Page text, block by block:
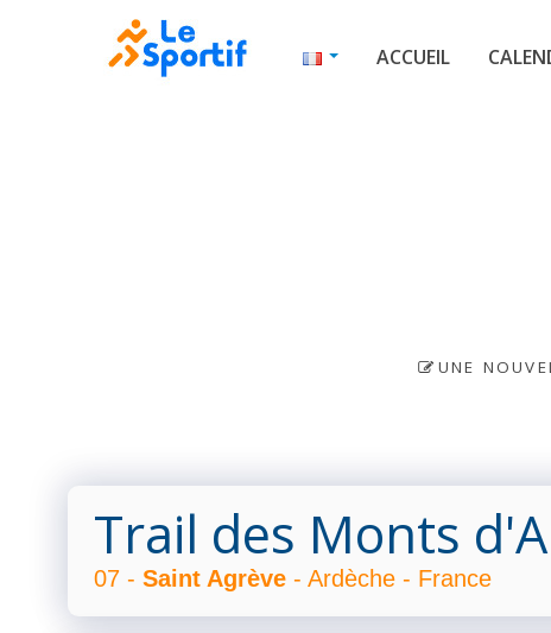
ACCUEIL
UNE
Trail des Monts
07 - Saint Agrève - Ardèche - France